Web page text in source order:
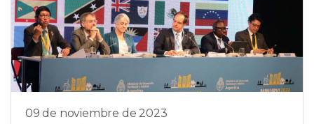
09 de noviembre de 2023